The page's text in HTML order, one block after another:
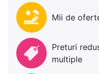
Mii de
Preturi
multiple